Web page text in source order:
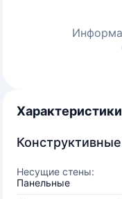
Характеристики
Несущие стены:
Панельные